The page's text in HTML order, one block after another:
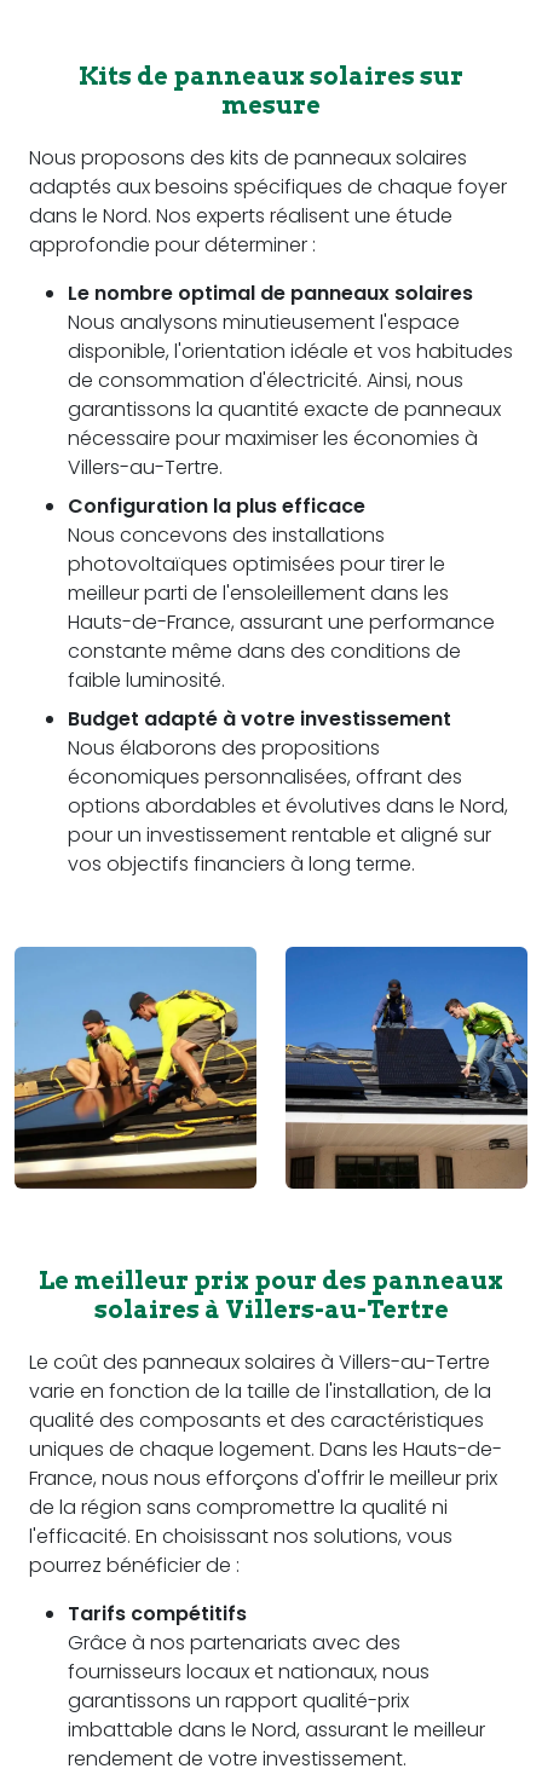
Kits de panneaux solaires sur
mesure
Nous proposons des kits de panneaux solaires
adaptés aux besoins spécifiques de chaque foyer
dans le Nord. Nos experts réalisent une étude
approfondie pour déterminer :
Le nombre optimal de panneaux solaires
Nous analysons minutieusement l'espace
disponible, l'orientation idéale et vos habitudes
de consommation d'électricité. Ainsi, nous
garantissons la quantité exacte de panneaux
nécessaire pour maximiser les économies à
Villers-au-Tertre.
Configuration la plus efficace
Nous concevons des installations
photovoltaïques optimisées pour tirer le
meilleur parti de l'ensoleillement dans les
Hauts-de-France, assurant une performance
constante même dans des conditions de
faible luminosité.
Budget adapté à votre investissement
Nous élaborons des propositions
économiques personnalisées, offrant des
options abordables et évolutives dans le Nord,
pour un investissement rentable et aligné sur
vos objectifs financiers à long terme.
Le meilleur prix pour des panneaux
solaires à Villers-au-Tertre
Le coût des panneaux solaires à Villers-au-Tertre
varie en fonction de la taille de l'installation, de la
qualité des composants et des caractéristiques
uniques de chaque logement. Dans les Hauts-de-
France, nous nous efforçons d'offrir le meilleur prix
de la région sans compromettre la qualité ni
l'efficacité. En choisissant nos solutions, vous
pourrez bénéficier de :
Tarifs compétitifs
Grâce à nos partenariats avec des
fournisseurs locaux et nationaux, nous
garantissons un rapport qualité-prix
imbattable dans le Nord, assurant le meilleur
rendement de votre investissement.